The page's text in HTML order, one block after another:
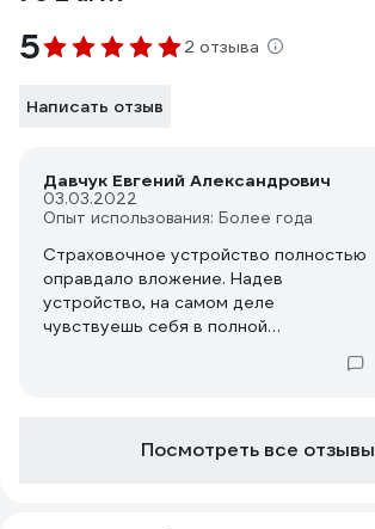
5 2 отзыва
Написать отзыв
Давчук Евгений Александрович
03.03.2022
Опыт использования: Более года
Страховочное устройство полностью
оправдало вложение. Надев
устройство, на самом деле
чувствуешь себя в полной
петлей я повис на этом устройстве
Посмотреть все отзывы